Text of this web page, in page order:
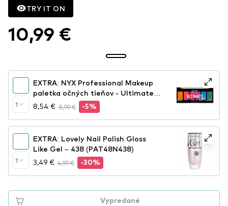
TRY IT ON
10,99 €
1
EXTRA: NYX Professional Makeup
paletka očných tieňov - Ultimate
Edit Petite Shadow Palette -
Brights
8,54 € 8,99 € -5%
1
EXTRA: Lovely Nail Polish Gloss
Like Gel – 438 (PAT48N438)
3,49 € 4,99 € -30%
Vypredané